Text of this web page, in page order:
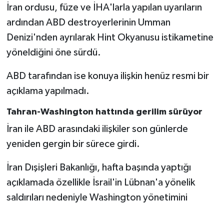
İran ordusu, füze ve İHA'larla yapılan uyarıların
ardından ABD destroyerlerinin Umman
Denizi'nden ayrılarak Hint Okyanusu istikametine
yöneldiğini öne sürdü.
ABD tarafından ise konuya ilişkin henüz resmi bir
açıklama yapılmadı.
Tahran-Washington hattında gerilim sürüyor
İran ile ABD arasındaki ilişkiler son günlerde
yeniden gergin bir sürece girdi.
İran Dışişleri Bakanlığı, hafta başında yaptığı
açıklamada özellikle İsrail'in Lübnan'a yönelik
saldırıları nedeniyle Washington yönetimini